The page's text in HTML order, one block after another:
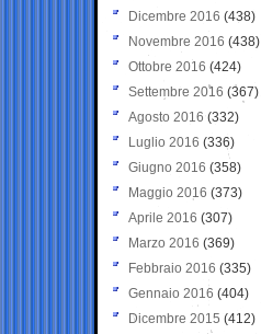
Dicembre 2016 (438)
Novembre 2016 (438)
Ottobre 2016 (424)
Settembre 2016 (367)
Agosto 2016 (332)
Luglio 2016 (336)
Giugno 2016 (358)
Maggio 2016 (373)
Aprile 2016 (307)
Marzo 2016 (369)
Febbraio 2016 (335)
Gennaio 2016 (404)
Dicembre 2015 (412)